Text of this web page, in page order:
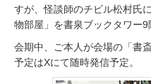
すが、怪談師のチビル松村氏
物部屋」を書泉ブックタワー9
会期中、ご本人が会場の「書
予定はXにて随時発信予定。